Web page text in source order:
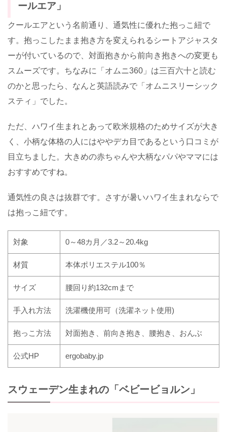
ールエア」
クールエアという名前通り、通気性に優れた抱っこ紐で
す。抱っこしたまま抱き方を変えられるシートアジャスタ
ーが付いているので、対面抱きから前向き抱きへの変更も
スムーズです。ちなみに「オムニ360 」は三百六十と読む
のかと思ったら、なんと英語読みで「オムニスリーシック
スティ」でした。
ただ、ハワイ生まれとあって欧米規格のためサイズが大き
く、小柄な体格の人にはややデカ目であるという口コミが
目立ちました。大きめの赤ちゃんや大柄なパパやママには
おすすめですね。
通気性の良さは抜群です。さすが暑いハワイ生まれならで
は抱っこ紐です。
対象 0～48カ月／3.2～ 20.4kg
材質 本体ポリエステル100％
サイズ 腰回り約132cm まで
手入れ方法 洗濯機使用可（洗濯ネット使用)
抱っこ方法 対面抱き、前向き抱き、腰抱き、おんぶ
公式HP ergobaby.jp
スウェーデン生まれの「ベビービョルン」